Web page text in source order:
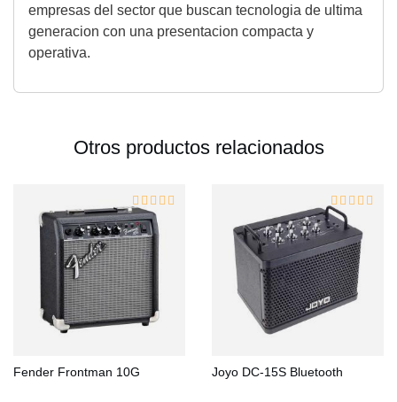
empresas del sector que buscan tecnologia de ultima
generacion con una presentacion compacta y
operativa.
Otros productos relacionados
Fender Frontman 10G Joyo DC-15S Bluetooth